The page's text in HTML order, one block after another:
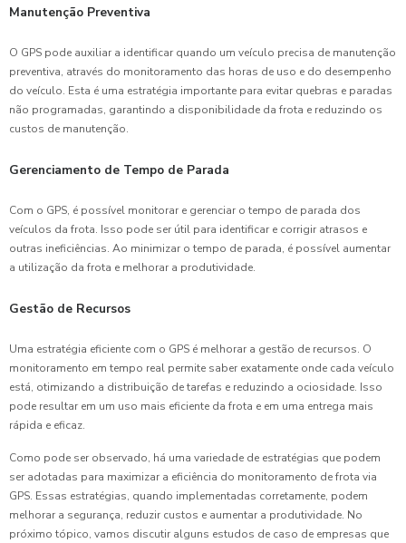
Manutenção Preventiva
O GPS pode auxiliar a identificar quando um veículo precisa de manutenção
preventiva, através do monitoramento das horas de uso e do desempenho
do veículo. Esta é uma estratégia importante para evitar quebras e paradas
não programadas, garantindo a disponibilidade da frota e reduzindo os
custos de manutenção.
Gerenciamento de Tempo de Parada
Com o GPS, é possível monitorar e gerenciar o tempo de parada dos
veículos da frota. Isso pode ser útil para identificar e corrigir atrasos e
outras ineficiências. Ao minimizar o tempo de parada, é possível aumentar
a utilização da frota e melhorar a produtividade.
Gestão de Recursos
Uma estratégia eficiente com o GPS é melhorar a gestão de recursos. O
monitoramento em tempo real permite saber exatamente onde cada veículo
está, otimizando a distribuição de tarefas e reduzindo a ociosidade. Isso
pode resultar em um uso mais eficiente da frota e em uma entrega mais
rápida e eficaz.
Como pode ser observado, há uma variedade de estratégias que podem
ser adotadas para maximizar a eficiência do monitoramento de frota via
GPS. Essas estratégias, quando implementadas corretamente, podem
melhorar a segurança, reduzir custos e aumentar a produtividade. No
próximo tópico, vamos discutir alguns estudos de caso de empresas que